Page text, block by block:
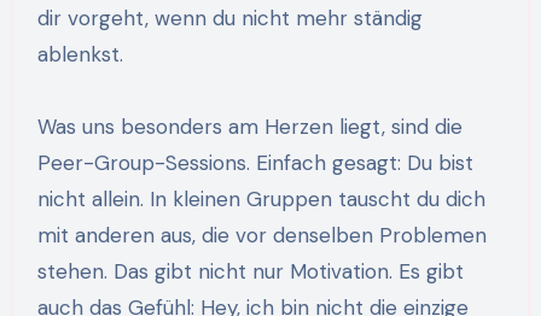
dir vorgeht, wenn du nicht mehr ständig
ablenkst.
Was uns besonders am Herzen liegt, sind die
Peer-Group-Sessions. Einfach gesagt: Du bist
nicht allein. In kleinen Gruppen tauscht du dich
mit anderen aus, die vor denselben Problemen
stehen. Das gibt nicht nur Motivation. Es gibt
auch das Gefühl: Hey, ich bin nicht die einzige